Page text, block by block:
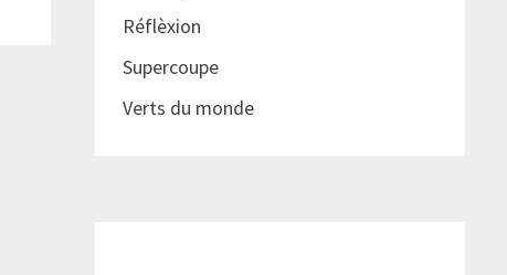
Réflèxion
Supercoupe
Verts du monde